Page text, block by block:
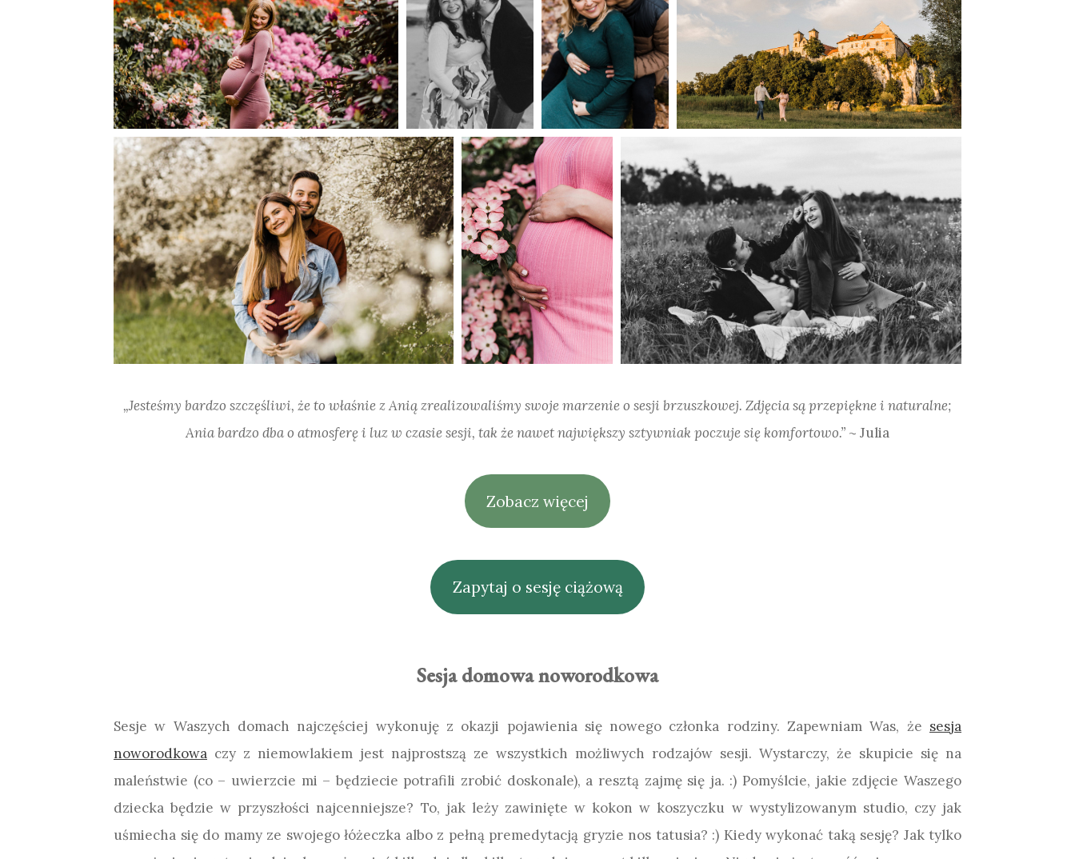
„Jesteśmy bardzo szczęśliwi, że to właśnie z Anią zrealizowaliśmy swoje marzenie o sesji brzuszkowej. Zdjęcia są przepiękne i naturalne;
Ania bardzo dba o atmosferę i luz w czasie sesji, tak że nawet największy sztywniak poczuje się komfortowo.” ~ Julia
Zobacz więcej
Zapytaj o sesję ciążową
Sesja domowa noworodkowa
Sesje w Waszych domach najczęściej wykonuję z okazji pojawienia się nowego członka rodziny. Zapewniam Was, że sesja
noworodkowa czy z niemowlakiem jest najprostszą ze wszystkich możliwych rodzajów sesji. Wystarczy, że skupicie się na
maleństwie (co – uwierzcie mi – będziecie potrafili zrobić doskonale), a resztą zajmę się ja. :) Pomyślcie, jakie zdjęcie Waszego
dziecka będzie w przyszłości najcenniejsze? To, jak leży zawinięte w kokon w koszyczku w wystylizowanym studio, czy jak
uśmiecha się do mamy ze swojego łóżeczka albo z pełną premedytacją gryzie nos tatusia? :) Kiedy wykonać taką sesję? Jak tylko